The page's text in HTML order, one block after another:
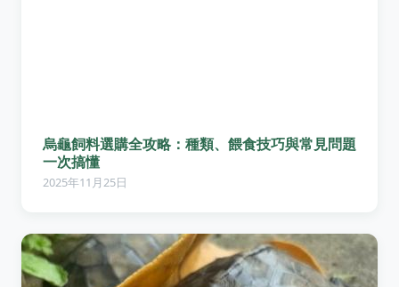
烏龜飼料選購全攻略：種類、餵食技巧與常見問題
一次搞懂
2025年11月25日